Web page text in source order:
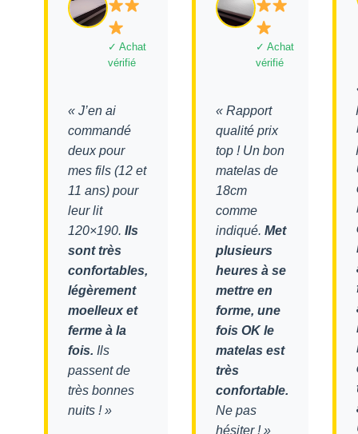
✓ Achat
vérifié
« J’en ai
commandé
deux pour
mes fils (12 et
11 ans) pour
leur lit
120×190. Ils
sont très
confortables,
légèrement
moelleux et
ferme à la
fois. Ils
passent de
très bonnes
nuits ! »
✓ Achat
vérifié
« Rapport
qualité prix
top ! Un bon
matelas de
18cm
comme
indiqué. Met
plusieurs
heures à se
mettre en
forme, une
fois OK le
matelas est
très
confortable.
Ne pas
hésiter ! »